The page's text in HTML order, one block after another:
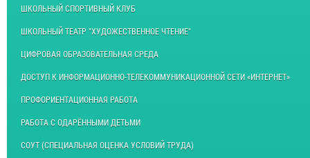
ШКОЛЬНЫЙ СПОРТИВНЫЙ КЛУБ
ШКОЛЬНЫЙ ТЕАТР "ХУДОЖЕСТВЕННОЕ ЧТЕНИЕ"
ЦИФРОВАЯ ОБРАЗОВАТЕЛЬНАЯ СРЕДА
ДОСТУП К ИНФОРМАЦИОННО-ТЕЛЕКОММУНИКАЦИОННОЙ СЕТИ «ИНТЕРНЕТ»
ПРОФОРИЕНТАЦИОННАЯ РАБОТА
РАБОТА С ОДАРЁННЫМИ ДЕТЬМИ
СОУТ (СПЕЦИАЛЬНАЯ ОЦЕНКА УСЛОВИЙ ТРУДА)